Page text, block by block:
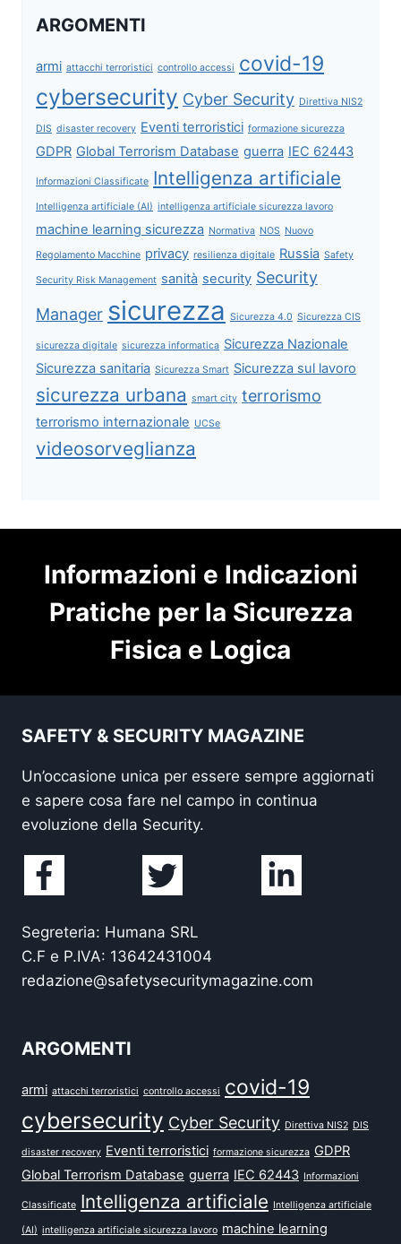
ARGOMENTI
armi attacchi terroristici controllo accessi covid-19
cybersecurity Cyber Security Direttiva NIS2
DIS disaster recovery Eventi terroristici formazione sicurezza
GDPR Global Terrorism Database guerra IEC 62443
Informazioni Classificate Intelligenza artificiale
Intelligenza artificiale (AI) intelligenza artificiale sicurezza lavoro
machine learning sicurezza Normativa NOS Nuovo
Regolamento Macchine privacy resilienza digitale Russia Safety
Security Risk Management sanità security Security
Manager sicurezza Sicurezza 4.0 Sicurezza CIS
sicurezza digitale sicurezza informatica Sicurezza Nazionale
Sicurezza sanitaria Sicurezza Smart Sicurezza sul lavoro
sicurezza urbana smart city terrorismo
terrorismo internazionale UCSe
videosorveglianza
Informazioni e Indicazioni
Pratiche per la Sicurezza
Fisica e Logica
SAFETY & SECURITY MAGAZINE
Un’occasione unica per essere sempre aggiornati
e sapere cosa fare nel campo in continua
evoluzione della Security.
Segreteria: Humana SRL
C.F e P.IVA: 13642431004
redazione@safetysecuritymagazine.com
ARGOMENTI
armi attacchi terroristici controllo accessi covid-19
cybersecurity Cyber Security Direttiva NIS2 DIS
disaster recovery Eventi terroristici formazione sicurezza GDPR
Global Terrorism Database guerra IEC 62443 Informazioni
Classificate Intelligenza artificiale Intelligenza artificiale
(AI) intelligenza artificiale sicurezza lavoro machine learning